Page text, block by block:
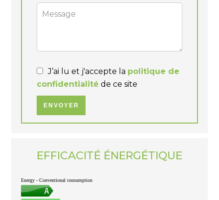
J’ai lu et j'accepte la politique de
confidentialité de ce site
ENVOYER
EFFICACITÉ ÉNERGÉTIQUE